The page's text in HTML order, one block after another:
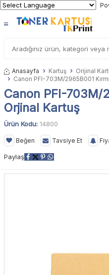
Anasayfa Kartuş Orijinal
Canon PFI-703M/2965B001
Canon PFI-703M/
Orjinal Kartuş
Ürün Kodu: 14800
Beğen Tavsiye Et
Paylaş